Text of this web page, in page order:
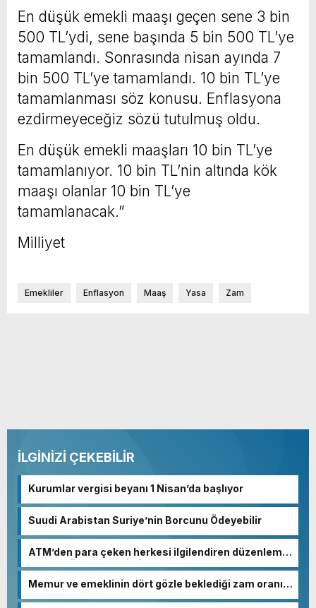
En düşük emekli maaşı geçen sene 3 bin
500 TL’ydi, sene başında 5 bin 500 TL’ye
tamamlandı. Sonrasında nisan ayında 7
bin 500 TL’ye tamamlandı. 10 bin TL’ye
tamamlanması söz konusu. Enflasyona
ezdirmeyeceğiz sözü tutulmuş oldu.
En düşük emekli maaşları 10 bin TL’ye
tamamlanıyor. 10 bin TL’nin altında kök
maaşı olanlar 10 bin TL’ye
tamamlanacak.”
Milliyet
Emekliler Enflasyon Maaş Yasa Zam
İLGİNİZİ ÇEKEBİLİR
Kurumlar vergisi beyanı 1 Nisan’da başlıyor
Suudi Arabistan Suriye’nin Borcunu Ödeyebilir
ATM’den para çeken herkesi ilgilendiren düzenleme!
Sayılar tümden değişti
Memur ve emeklinin dört gözle beklediği zam oranı